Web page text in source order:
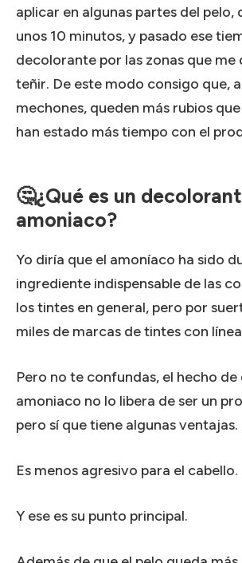
aplicar en algunas partes del pelo,
unos 10 minutos, y pasado ese
decolorante por las zonas que me
teñir. De este modo consigo que,
mechones, queden más rubios
han estado más tiempo con el
🤔¿Qué es un
amoniaco?
Yo diría que el amoníaco ha sido
ingrediente indispensable de las
los tintes en general, pero por
miles de marcas de tintes con
Pero no te confundas, el hecho de
amoniaco no lo libera de ser un
pero sí que tiene algunas ventajas.
Es menos agresivo para el cabello.
Y ese es su punto principal.